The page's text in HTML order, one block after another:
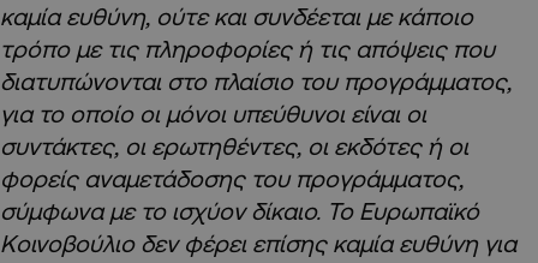
καμία ευθύνη, ούτε και συνδέεται με κάποιο
τρόπο με τις πληροφορίες ή τις απόψεις που
διατυπώνονται στο πλαίσιο του προγράμματος,
για το οποίο οι μόνοι υπεύθυνοι είναι οι
συντάκτες, οι ερωτηθέντες, οι εκδότες ή οι
φορείς αναμετάδοσης του προγράμματος,
σύμφωνα με το ισχύον δίκαιο. Το Ευρωπαϊκό
Κοινοβούλιο δεν φέρει επίσης καμία ευθύνη για